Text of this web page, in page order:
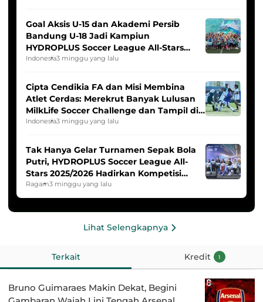
Goal Aksis U-15 dan Akademi Persib
Bandung U-18 Jadi Kampiun
HYDROPLUS Soccer League All-Stars
2025/2026
Indonesia3 minggu yang lalu
Cipta Cendikia FA dan Misi Membina
Atlet Cerdas: Merekrut Banyak Lulusan
MilkLife Soccer Challenge dan Tampil di
HYDROPLUS Soccer League
Indonesia3 minggu yang lalu
Tak Hanya Gelar Turnamen Sepak Bola
Putri, HYDROPLUS Soccer League All-
Stars 2025/2026 Hadirkan Kompetisi
Band dan Dance
Ragam3 minggu yang lalu
Lihat Selengkapnya
Terkait Kredit 1
Bruno Guimaraes Makin Dekat, Begini